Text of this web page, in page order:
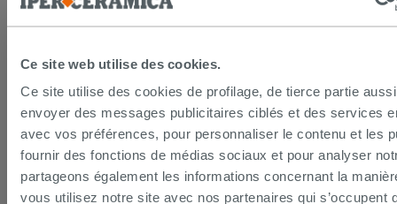
Ce site web utilise des cookies.
Ce site utilise des cookies de profilage, de tierce partie
envoyer des messages publicitaires ciblés et des services
avec vos préférences, pour personnaliser le contenu et les
fournir des fonctions de médias sociaux et pour analyser
partageons également les informations concernant la
vous utilisez notre site avec nos partenaires qui s’occupent
La procédure de paiement en ligne est sécurisée
grâce aux standards et protocoles les plus élevés de
bancaire, Paypal ou virement bancaire.
DROIT DE RÉTRACTATION
Seulement pour les achats en ligne la loi prévoit un
droit de rétractation de 14 jours calendaires.